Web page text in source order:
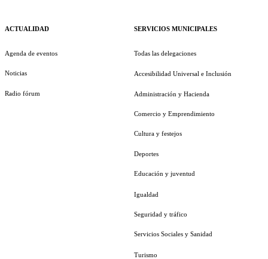
ACTUALIDAD
Agenda de eventos
Noticias
Radio fórum
SERVICIOS MUNICIPALES
Todas las delegaciones
Accesibilidad Universal e Inclusión
Administración y Hacienda
Comercio y Emprendimiento
Cultura y festejos
Deportes
Educación y juventud
Igualdad
Seguridad y tráfico
Servicios Sociales y Sanidad
Turismo